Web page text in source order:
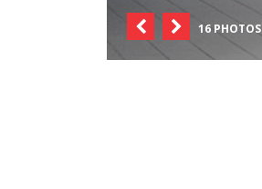
16 PHOTOS